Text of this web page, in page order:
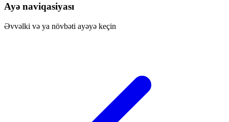
Ayə naviqasiyası
Əvvəlki və ya növbəti ayəyə keçin